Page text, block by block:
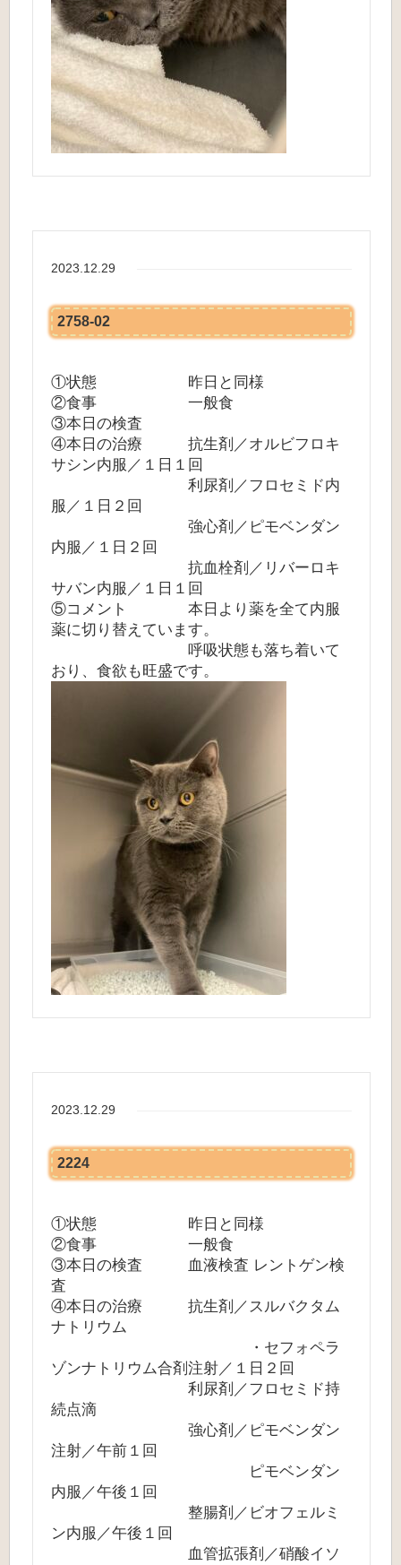
2023.12.29
2758-02
①状態 昨日と同様
②食事 一般食
③本日の検査
④本日の治療 抗生剤／オルビフロキ
サシン内服／１日１回
利尿剤／フロセミド内
服／１日２回
強心剤／ピモベンダン
内服／１日２回
抗血栓剤／リバーロキ
サバン内服／１日１回
⑤コメント 本日より薬を全て内服
薬に切り替えています。
呼吸状態も落ち着いて
おり、食欲も旺盛です。
2023.12.29
2224
①状態 昨日と同様
②食事 一般食
③本日の検査 血液検査 レントゲン検
査
④本日の治療 抗生剤／スルバクタム
ナトリウム
・セフォペラ
ゾンナトリウム合剤注射／１日２回
利尿剤／フロセミド持
続点滴
強心剤／ピモベンダン
注射／午前１回
ピモベンダン
内服／午後１回
整腸剤／ビオフェルミ
ン内服／午後１回
血管拡張剤／硝酸イソ